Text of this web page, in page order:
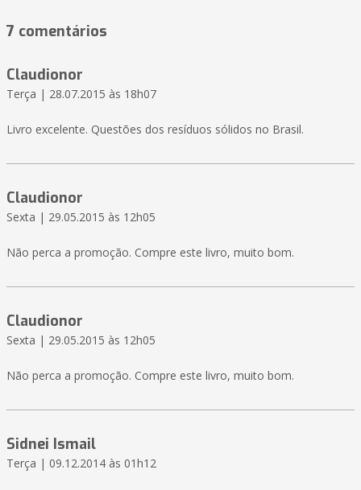
7 comentários
Claudionor
Terça | 28.07.2015 às 18h07
Livro excelente. Questões dos resíduos sólidos no Brasil.
Claudionor
Sexta | 29.05.2015 às 12h05
Não perca a promoção. Compre este livro, muito bom.
Claudionor
Sexta | 29.05.2015 às 12h05
Não perca a promoção. Compre este livro, muito bom.
Sidnei Ismail
Terça | 09.12.2014 às 01h12